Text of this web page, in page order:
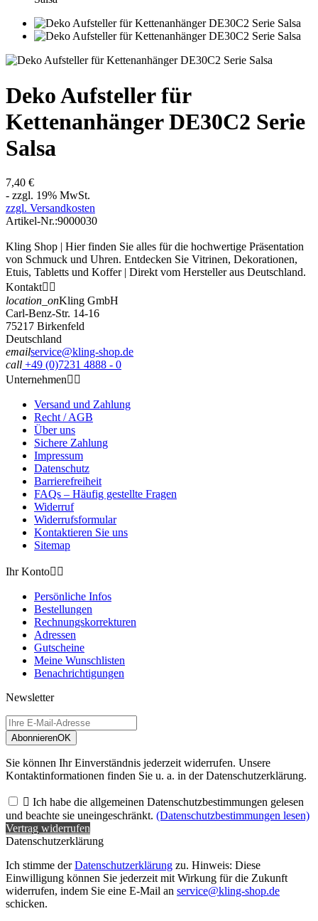
Deko Aufsteller für
Kettenanhänger DE30C2 Serie
Salsa
7,40 €
- zzgl. 19% MwSt.
zzgl. Versandkosten
Artikel-Nr.:9000030
Kling Shop | Hier finden Sie alles für die hochwertige Präsentation
von Schmuck und Uhren. Entdecken Sie Vitrinen, Dekorationen,
Etuis, Tabletts und Koffer | Direkt vom Hersteller aus Deutschland.
Kontakt 
location_onKling GmbH
Carl-Benz-Str. 14-16
75217 Birkenfeld
Deutschland
emailservice@kling-shop.de
call +49 (0)7231 4888 - 0
Unternehmen 
Versand und Zahlung
Recht / AGB
Über uns
Sichere Zahlung
Impressum
Datenschutz
Barrierefreiheit
FAQs – Häufig gestellte Fragen
Widerruf
Widerrufsformular
Kontaktieren Sie uns
Sitemap
Ihr Konto 
Persönliche Infos
Bestellungen
Rechnungskorrekturen
Adressen
Gutscheine
Meine Wunschlisten
Benachrichtigungen
Newsletter
AbonnierenOK
Sie können Ihr Einverständnis jederzeit widerrufen. Unsere
Kontaktinformationen finden Sie u. a. in der Datenschutzerklärung.
 Ich habe die allgemeinen Datenschutzbestimmungen gelesen
und beachte sie uneingeschränkt. (Datenschutzbestimmungen lesen)
Vertrag widerrufen
Datenschutzerklärung
Ich stimme derDatenschutzerklärung zu. Hinweis: Diese
Einwilligung können Sie jederzeit mit Wirkung für die Zukunft
widerrufen, indem Sie eine E-Mail an service@kling-shop.de
schicken.